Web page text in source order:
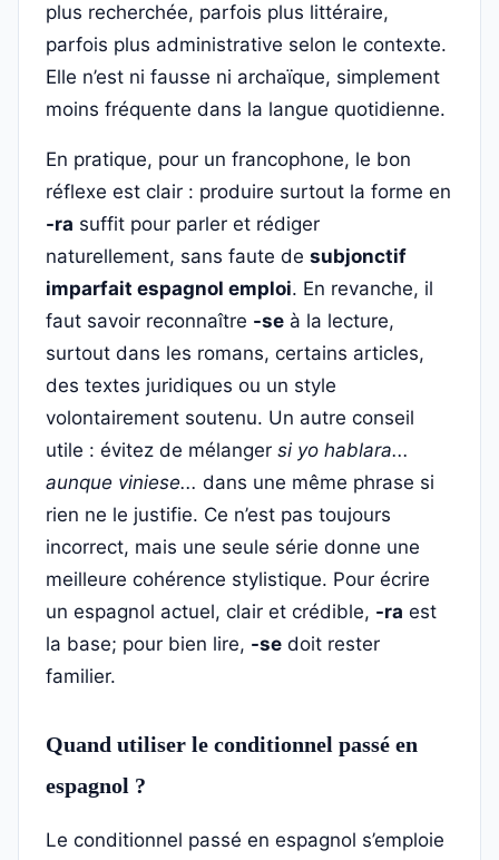
plus recherchée, parfois plus littéraire,
parfois plus administrative selon le contexte.
Elle n’est ni fausse ni archaïque, simplement
moins fréquente dans la langue quotidienne.
En pratique, pour un francophone, le bon
réflexe est clair : produire surtout la forme en
-ra suffit pour parler et rédiger
naturellement, sans faute de subjonctif
imparfait espagnol emploi. En revanche, il
faut savoir reconnaître -se à la lecture,
surtout dans les romans, certains articles,
des textes juridiques ou un style
volontairement soutenu. Un autre conseil
utile : évitez de mélanger si yo hablara...
aunque viniese... dans une même phrase si
rien ne le justifie. Ce n’est pas toujours
incorrect, mais une seule série donne une
meilleure cohérence stylistique. Pour écrire
un espagnol actuel, clair et crédible, -ra est
la base; pour bien lire, -se doit rester
familier.
Quand utiliser le conditionnel passé en
espagnol ?
Le conditionnel passé en espagnol s’emploie